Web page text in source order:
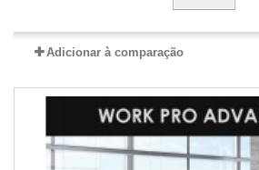
Adicionar à comparação